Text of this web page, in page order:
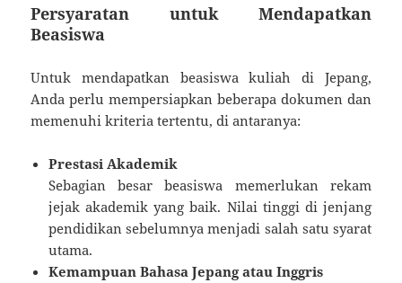
Persyaratan untuk Mendapatkan
Beasiswa
Untuk mendapatkan beasiswa kuliah di Jepang,
Anda perlu mempersiapkan beberapa dokumen dan
memenuhi kriteria tertentu, di antaranya:
Prestasi Akademik
Sebagian besar beasiswa memerlukan rekam
jejak akademik yang baik. Nilai tinggi di jenjang
pendidikan sebelumnya menjadi salah satu syarat
utama.
Kemampuan Bahasa Jepang atau Inggris